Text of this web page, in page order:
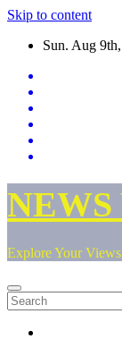
Skip to content
Sun. Aug
Explore Your Views